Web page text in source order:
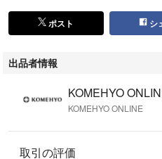
【詳細説明】
新品仕上げ済み。
■ご注意ください■
※付属情報について：表記または、
ません。
また、表記にないキズや汚れ等があ
ポスト シ
出品者情報
KOMEHYO
KOMEHYO ONLINE
取引の評価